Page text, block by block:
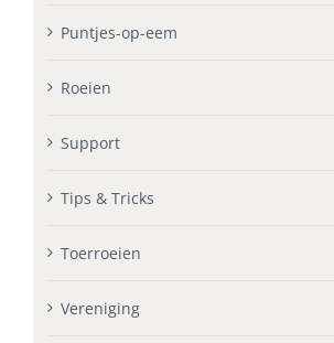
Puntjes-op-eem
Roeien
Support
Tips & Tricks
Toerroeien
Vereniging